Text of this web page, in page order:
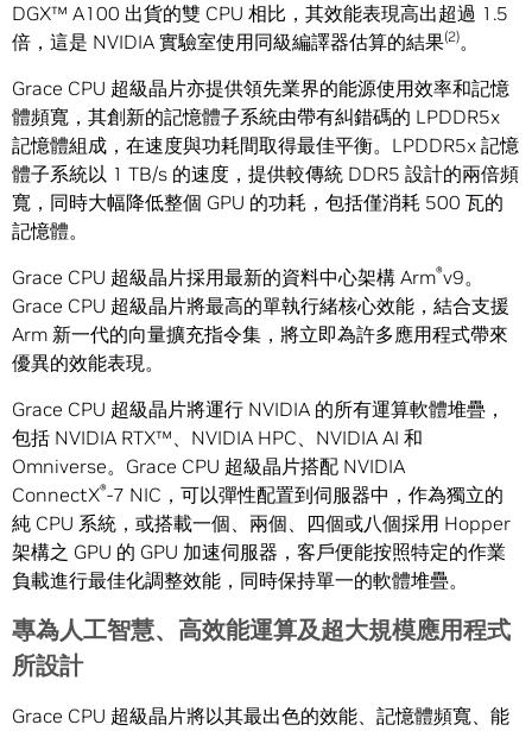
DGX™ A100 出貨的雙 CPU 相比，其效能表現高出超過 1.5
倍，這是 NVIDIA 實驗室使用同級編譯器估算的結果(2)。
Grace CPU 超級晶片亦提供領先業界的能源使用效率和記憶
體頻寬，其創新的記憶體子系統由帶有糾錯碼的 LPDDR5x
記憶體組成，在速度與功耗間取得最佳平衡。LPDDR5x 記憶
體子系統以 1 TB/s 的速度，提供較傳統 DDR5 設計的兩倍頻
寬，同時大幅降低整個 GPU 的功耗，包括僅消耗 500 瓦的
記憶體。
Grace CPU 超級晶片採用最新的資料中心架構 Arm®v9。
Grace CPU 超級晶片將最高的單執行緒核心效能，結合支援
Arm 新一代的向量擴充指令集，將立即為許多應用程式帶來
優異的效能表現。
Grace CPU 超級晶片將運行 NVIDIA 的所有運算軟體堆疊，
包括 NVIDIA RTX™、NVIDIA HPC、NVIDIA AI 和
Omniverse。Grace CPU 超級晶片搭配 NVIDIA
ConnectX®-7 NIC，可以彈性配置到伺服器中，作為獨立的
純 CPU 系統，或搭載一個、兩個、四個或八個採用 Hopper
架構之 GPU 的 GPU 加速伺服器，客戶便能按照特定的作業
負載進行最佳化調整效能，同時保持單一的軟體堆疊。
專為人工智慧、高效能運算及超大規模應用程式
所設計
Grace CPU 超級晶片將以其最出色的效能、記憶體頻寬、能